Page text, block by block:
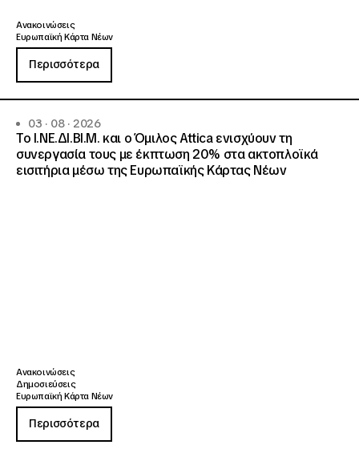
Ανακοινώσεις
Ευρωπαϊκή Κάρτα Νέων
Περισσότερα
03 · 08 · 2026
Το Ι.ΝΕ.ΔΙ.ΒΙ.Μ. και o Όμιλος Attica ενισχύουν τη
συνεργασία τους με έκπτωση 20% στα ακτοπλοϊκά
εισιτήρια μέσω της Ευρωπαϊκής Κάρτας Νέων
Ανακοινώσεις
Δημοσιεύσεις
Ευρωπαϊκή Κάρτα Νέων
Περισσότερα